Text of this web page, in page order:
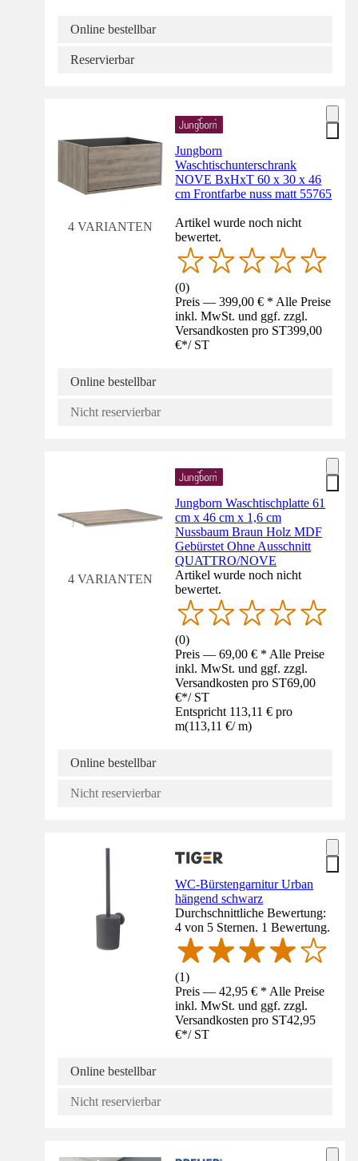
Online bestellbar
Reservierbar
4 VARIANTEN
Jungborn
Waschtischunterschrank
NOVE BxHxT 60 x 30 x 46
cm Frontfarbe nuss matt 55765
Artikel wurde noch nicht
bewertet.
(0)
Preis — 399,00 € * Alle Preise
inkl. MwSt. und ggf. zzgl.
Versandkosten pro ST399,00
€*/ ST
Online bestellbar
Nicht reservierbar
4 VARIANTEN
Jungborn Waschtischplatte 61
cm x 46 cm x 1,6 cm
Nussbaum Braun Holz MDF
Gebürstet Ohne Ausschnitt
QUATTRO/NOVE
Artikel wurde noch nicht
bewertet.
(0)
Preis — 69,00 € * Alle Preise
inkl. MwSt. und ggf. zzgl.
Versandkosten pro ST69,00
€*/ ST
Entspricht 113,11 € pro
m(113,11 €/ m)
Online bestellbar
Nicht reservierbar
WC-Bürstengarnitur Urban
hängend schwarz
Durchschnittliche Bewertung:
4 von 5 Sternen. 1 Bewertung.
(1)
Preis — 42,95 € * Alle Preise
inkl. MwSt. und ggf. zzgl.
Versandkosten pro ST42,95
€*/ ST
Online bestellbar
Nicht reservierbar